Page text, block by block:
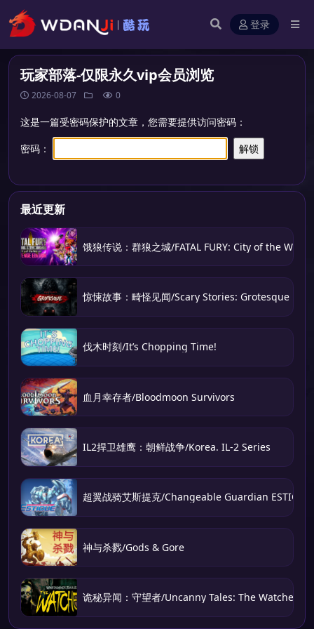
登录
玩家部落-仅限永久vip会员浏览
2026-08-07 0
这是一篇受密码保护的文章，您需要提供访问密码：
密码：
最近更新
饿狼传说：群狼之城/FATAL FURY: City of the
惊悚故事：畸怪见闻/Scary Stories: Grotesque
伐木时刻/It’s Chopping Time!
血月幸存者/Bloodmoon Survivors
IL2捍卫雄鹰：朝鲜战争/Korea. IL-2 Series
超翼战骑艾斯提克/Changeable Guardian ESTIQUE
神与杀戮/Gods & Gore
诡秘异闻：守望者/Uncanny Tales: The Watcher